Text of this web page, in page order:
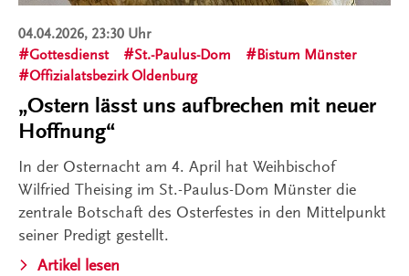
04.04.2026, 23:30 Uhr
Gottesdienst
St.-Paulus-Dom
Bistum Münster
Offizialatsbezirk Oldenburg
„Ostern lässt uns aufbrechen mit neuer
Hoffnung“
In der Osternacht am 4. April hat Weihbischof
Wilfried Theising im St.-Paulus-Dom Münster die
zentrale Botschaft des Osterfestes in den Mittelpunkt
seiner Predigt gestellt.
Artikel lesen